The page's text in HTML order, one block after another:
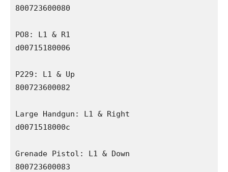
800723600080
PO8: L1 & R1
d00715180006
P229: L1 & Up
800723600082
Large Handgun: L1 & Right
d0071518000c
Grenade Pistol: L1 & Down
800723600083